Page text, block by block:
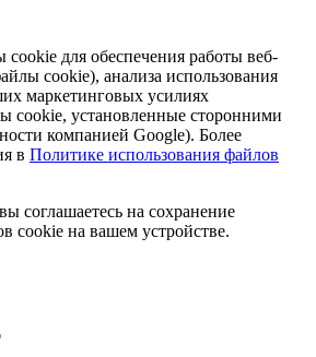
для обеспечения работы веб-
cookie), анализа использования
маркетинговых усилиях
cookie, установленные сторонними
компанией Google). Более
в Политике использования файлов
соглашаетесь на сохранение
cookie на вашем устройстве.